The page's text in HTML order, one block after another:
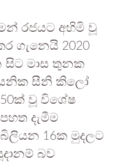
රජයට අහිමි වූ
ගැනෙයි 2020
සිට මාස තුනක
සීනි කිලෝ
වූ විශේෂ
දැමීම
16ක මුදලට
බව